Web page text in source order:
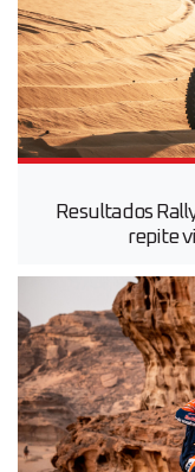
Resultados
repite